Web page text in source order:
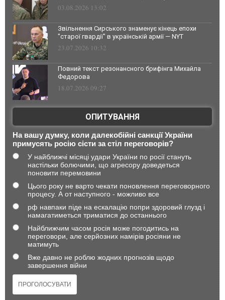
03.08.2026 13:02
Звільнення Сирського знаменує кінець епохи
"старої гвардії" в українській армії — NYT
23.07.2026 10:32
Повний текст резонансного брифінга Михайла
Федорова
18.07.2026 09:27
ОПИТУВАННЯ
На вашу думку, коли далекобійні санкції України
примусять росію сісти за стіл переговорів?
У найближчі місяці удари України по росії стануть
настільки болючими, що агресору доведеться
поновити перемовини
Цього року не варто чекати поновлення переговорного
процесу. А от наступного - можливо все
рф навпаки піде на ескалацію попри здоровий глузд і
намагатиметься триматися до останнього
Найближчим часом росія може погодитись на
переговори, але серйозних намірів росіяни не
матимуть
Вже давно не роблю жодних прогнозів щодо
завершення війни